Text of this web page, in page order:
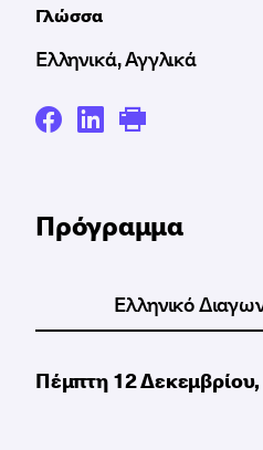
Γλώσσα
Ελληνικά, Αγγλικά
Πρόγραμμα
Ελληνικό
Πέμπτη 12